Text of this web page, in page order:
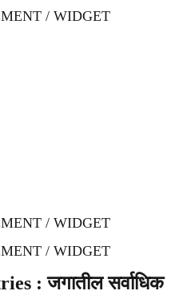
/ WIDGET
/ WIDGET
/ WIDGET
: जगातील सर्वाधिक